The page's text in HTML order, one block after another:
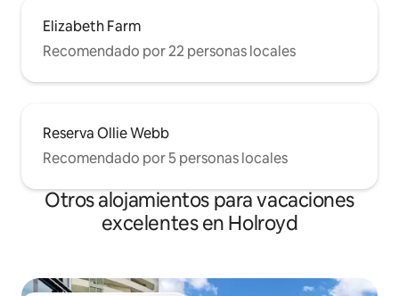
Elizabeth Farm
Recomendado por 22 personas locales
Reserva Ollie Webb
Recomendado por 5 personas locales
Otros alojamientos para vacaciones
excelentes en Holroyd